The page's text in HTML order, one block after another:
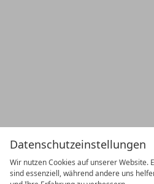
Datenschutzeinstellungen
Wir nutzen Cookies auf unserer Website.
sind essenziell, während andere uns